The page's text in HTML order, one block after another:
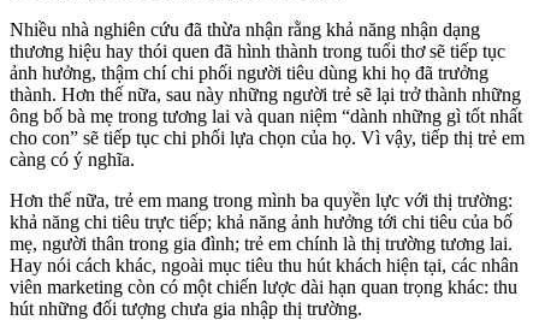
Nhiều nhà nghiên cứu đã thừa nhận rằng khả năng nhận dạng
thương hiệu hay thói quen đã hình thành trong tuổi thơ sẽ tiếp tục
ảnh hưởng, thậm chí chi phối người tiêu dùng khi họ đã trưởng
thành. Hơn thế nữa, sau này những người trẻ sẽ lại trở thành những
ông bố bà mẹ trong tương lai và quan niệm “dành những gì tốt nhất
cho con” sẽ tiếp tục chi phối lựa chọn của họ. Vì vậy, tiếp thị trẻ em
càng có ý nghĩa.
Hơn thế nữa, trẻ em mang trong mình ba quyền lực với thị trường:
khả năng chi tiêu trực tiếp; khả năng ảnh hưởng tới chi tiêu của bố
mẹ, người thân trong gia đình; trẻ em chính là thị trường tương lai.
Hay nói cách khác, ngoài mục tiêu thu hút khách hiện tại, các nhân
viên marketing còn có một chiến lược dài hạn quan trọng khác: thu
hút những đối tượng chưa gia nhập thị trường.